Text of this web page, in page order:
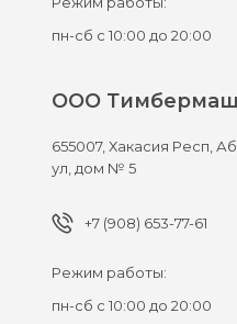
пн-сб с 10:00 до 20:00
ООО Тимбермаш
655007,Хакасия Респ,
ул, дом № 5
+7 (908) 653-77-61
Режим работы:
пн-сб с 10:00 до 20:00